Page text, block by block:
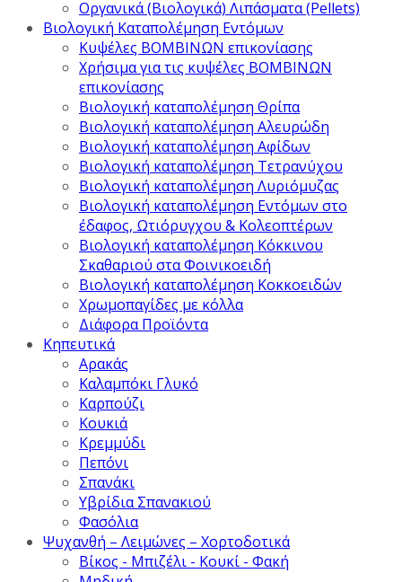
Οργανικά (Βιολογικά) Λιπάσματα (Pellets)
Βιολογική Καταπολέμηση Εντόμων
Κυψέλες ΒΟΜΒΙΝΩΝ επικονίασης
Χρήσιμα για τις κυψέλες ΒΟΜΒΙΝΩΝ
επικονίασης
Βιολογική καταπολέμηση Θρίπα
Βιολογική καταπολέμηση Αλευρώδη
Βιολογική καταπολέμηση Αφίδων
Βιολογική καταπολέμηση Τετρανύχου
Βιολογική καταπολέμηση Λυριόμυζας
Βιολογική καταπολέμηση Εντόμων στο
έδαφος, Ωτιόρυγχου & Κολεοπτέρων
Βιολογική καταπολέμηση Κόκκινου
Σκαθαριού στα Φοινικοειδή
Βιολογική καταπολέμηση Κοκκοειδών
Χρωμοπαγίδες με κόλλα
Διάφορα Προϊόντα
Κηπευτικά
Αρακάς
Καλαμπόκι Γλυκό
Καρπούζι
Κουκιά
Κρεμμύδι
Πεπόνι
Σπανάκι
Υβρίδια Σπανακιού
Φασόλια
Ψυχανθή – Λειμώνες – Χορτοδοτικά
Βίκος - Μπιζέλι - Κουκί - Φακή